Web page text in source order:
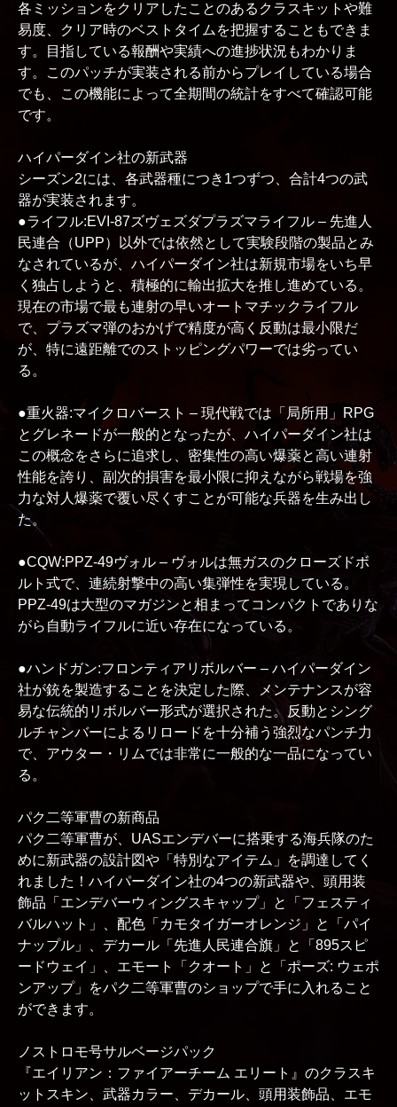
各ミッションをクリアしたことのあるクラスキットや難
易度、クリア時のベストタイムを把握することもできま
す。目指している報酬や実績への進捗状況もわかりま
す。このパッチが実装される前からプレイしている場合
でも、この機能によって全期間の統計をすべて確認可能
です。
ハイパーダイン社の新武器
シーズン2には、各武器種につき1つずつ、合計4つの武
器が実装されます。
●ライフル:EVI-87ズヴェズダプラズマライフル – 先進人
民連合（UPP）以外では依然として実験段階の製品とみ
なされているが、ハイパーダイン社は新規市場をいち早
く独占しようと、積極的に輸出拡大を推し進めている。
現在の市場で最も連射の早いオートマチックライフル
で、プラズマ弾のおかげで精度が高く反動は最小限だ
が、特に遠距離でのストッピングパワーでは劣ってい
る。
●重火器:マイクロバースト – 現代戦では「局所用」RPG
とグレネードが一般的となったが、ハイパーダイン社は
この概念をさらに追求し、密集性の高い爆薬と高い連射
性能を誇り、副次的損害を最小限に抑えながら戦場を強
力な対人爆薬で覆い尽くすことが可能な兵器を生み出し
た。
●CQW:PPZ-49ヴォル – ヴォルは無ガスのクローズドボ
ルト式で、連続射撃中の高い集弾性を実現している。
PPZ-49は大型のマガジンと相まってコンパクトでありな
がら自動ライフルに近い存在になっている。
●ハンドガン:フロンティアリボルバー – ハイパーダイン
社が銃を製造することを決定した際、メンテナンスが容
易な伝統的リボルバー形式が選択された。反動とシング
ルチャンバーによるリロードを十分補う強烈なパンチ力
で、アウター・リムでは非常に一般的な一品になってい
る。
パク二等軍曹の新商品
パク二等軍曹が、UASエンデバーに搭乗する海兵隊のた
めに新武器の設計図や「特別なアイテム」を調達してく
れました！ハイパーダイン社の4つの新武器や、頭用装
飾品「エンデバーウィングスキャップ」と「フェスティ
バルハット」、配色「カモタイガーオレンジ」と「パイ
ナップル」、デカール「先進人民連合旗」と「895スピ
ードウェイ」、エモート「クオート」と「ポーズ: ウェポ
ンアップ」をパク二等軍曹のショップで手に入れること
ができます。
ノストロモ号サルベージパック
『エイリアン：ファイアーチーム エリート』のクラスキ
ットスキン、武器カラー、デカール、頭用装飾品、エモ